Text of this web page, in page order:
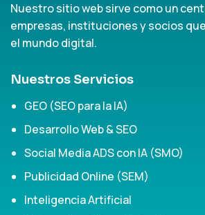
Nuestro sitio web sirve como un
empresas, instituciones y socios
el mundo digital.
Nuestros Servicios
GEO (SEO para la IA)
Desarrollo Web & SEO
Social Media ADS con IA (SMO)
Publicidad Online (SEM)
Inteligencia Artificial